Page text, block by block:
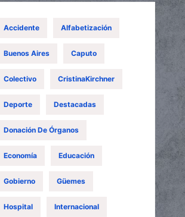
Accidente Alfabetización
Buenos Aires Caputo
Colectivo CristinaKirchner
Deporte Destacadas
Donación De Órganos
Economía Educación
Gobierno Güemes
Hospital Internacional